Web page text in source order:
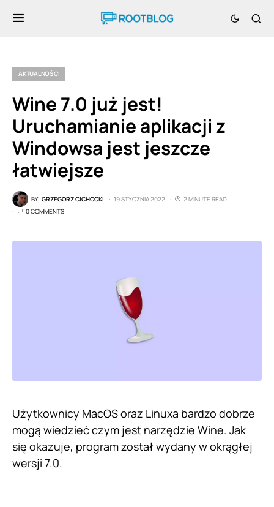
AKTUALNOŚCI
Wine 7.0 już jest!
Uruchamianie aplikacji z
Windowsa jest jeszcze
łatwiejsze
BY GRZEGORZ CICHOCKI 19 STYCZNIA 2022
2 MINUTE READ
0 COMMENTS
Użytkownicy MacOS oraz Linuxa bardzo dobrze
mogą wiedzieć czym jest narzędzie Wine. Jak
się okazuje, program został wydany w okrągłej
wersji 7.0.